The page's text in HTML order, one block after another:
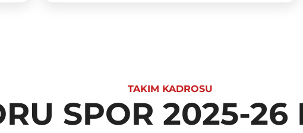
TAKIM KADROSU
SPOR 2025-